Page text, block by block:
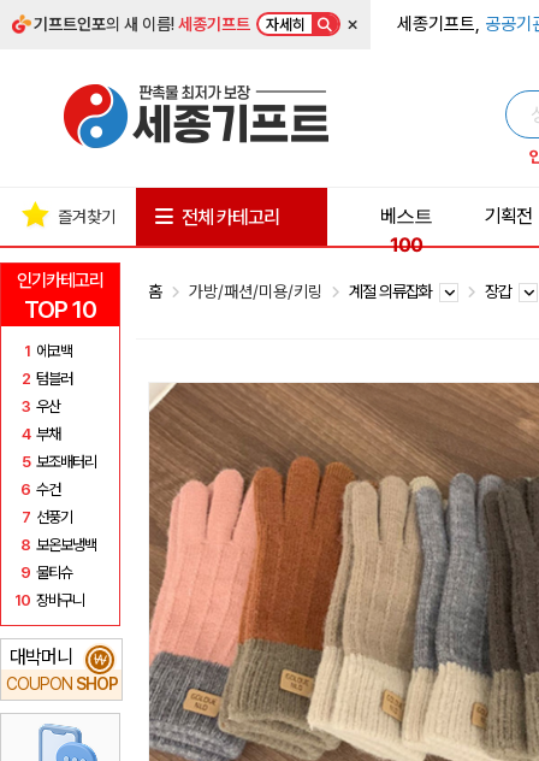
기프트인포의 새 이름!세종기프트 자세히 × 세종기프트, 공공기
인기카테고리
TOP 10
1 에코백
2 텀블러
3 우산
4 부채
5 보조배터리
6 수건
7 선풍기
8 보온보냉백
9 물티슈
10 장바구니
대박머니
COUPON SHOP
₩
즐겨찾기 전체 카테고리
베스트
100
기획전
홈 가방/패션/미용/키링 계절 의류잡화 장갑